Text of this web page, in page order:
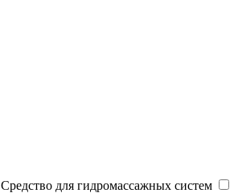
Средство для гидромассажных систем